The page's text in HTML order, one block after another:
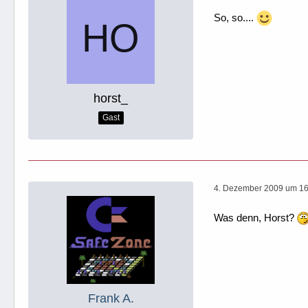
horst_
Gast
So, so....
Frank A.
4. Dezember 2009 um
Was denn, Horst?